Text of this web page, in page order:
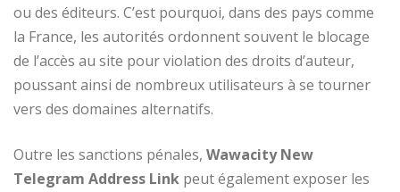
ou des éditeurs. C’est pourquoi, dans des pays comme
la France, les autorités ordonnent souvent le blocage
de l’accès au site pour violation des droits d’auteur,
poussant ainsi de nombreux utilisateurs à se tourner
vers des domaines alternatifs.
Outre les sanctions pénales, Wawacity New
Telegram Address Link peut également exposer les